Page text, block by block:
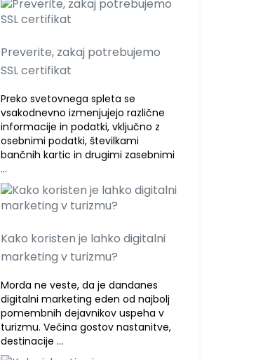
Preverite, zakaj potrebujemo
SSL certifikat
Preko svetovnega spleta se
vsakodnevno izmenjujejo različne
informacije in podatki, vključno z
osebnimi podatki, številkami
bančnih kartic in drugimi zasebnimi
…
Kako koristen je lahko digitalni
marketing v turizmu?
Morda ne veste, da je dandanes
digitalni marketing eden od najbolj
pomembnih dejavnikov uspeha v
turizmu. Večina gostov nastanitve,
destinacije …